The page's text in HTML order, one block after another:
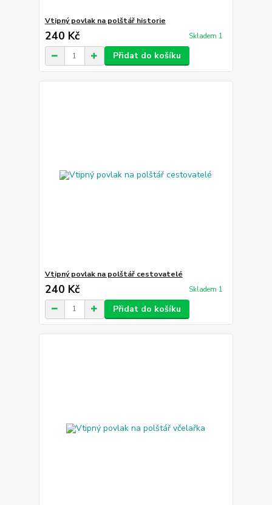
Vtipný povlak na polštář historie
240 Kč Skladem 1
Přidat do košíku
Vtipný povlak na polštář cestovatelé
240 Kč Skladem 1
Přidat do košíku